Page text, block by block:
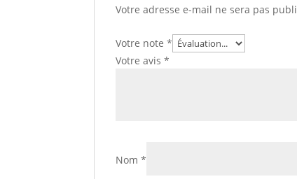
Votre adresse e-mail ne sera pas
Votre note*
Votre avis*
Nom*